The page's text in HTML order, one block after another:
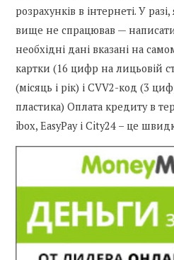
розрахунків в інтернеті. У
вище не спрацював —
необхідні дані вказані на
картки (16 цифр на лицьовій
(місяць і рік) і CVV2-код (3
пластика) Оплата кредиту в
ibox, EasyPay і City24 – це